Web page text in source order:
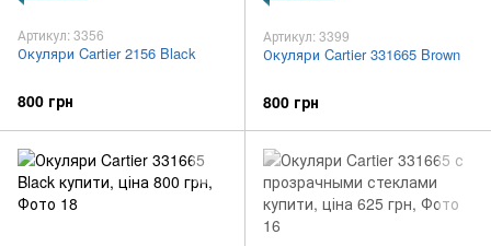
Артикул: 3356
Окуляри Cartier 2156 Black
800 грн
Артикул: 3399
Окуляри Cartier 331665 Brown
800 грн